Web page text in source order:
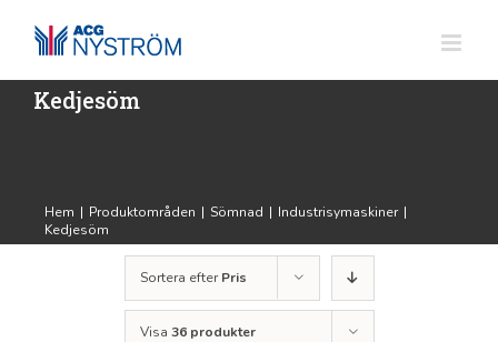
innehållet
Kedjesöm
Hem | Produktområden | Sömnad | Industrisymaskiner |
Kedjesöm
Sortera efterPris
Visa 36 produkter